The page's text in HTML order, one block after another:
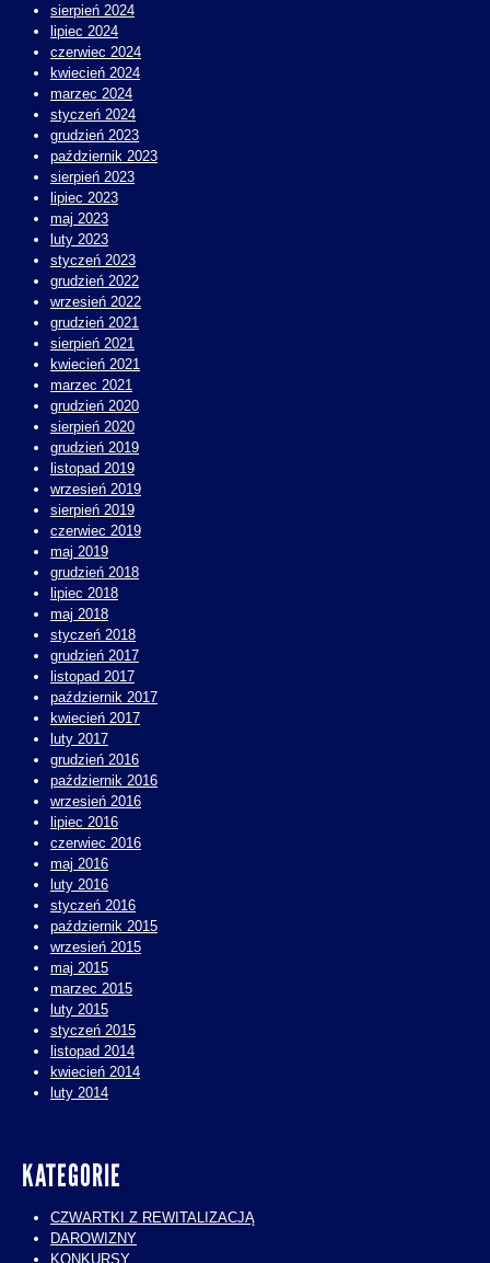
sierpień 2024
lipiec 2024
czerwiec 2024
kwiecień 2024
marzec 2024
styczeń 2024
grudzień 2023
październik 2023
sierpień 2023
lipiec 2023
maj 2023
luty 2023
styczeń 2023
grudzień 2022
wrzesień 2022
grudzień 2021
sierpień 2021
kwiecień 2021
marzec 2021
grudzień 2020
sierpień 2020
grudzień 2019
listopad 2019
wrzesień 2019
sierpień 2019
czerwiec 2019
maj 2019
grudzień 2018
lipiec 2018
maj 2018
styczeń 2018
grudzień 2017
listopad 2017
październik 2017
kwiecień 2017
luty 2017
grudzień 2016
październik 2016
wrzesień 2016
lipiec 2016
czerwiec 2016
maj 2016
luty 2016
styczeń 2016
październik 2015
wrzesień 2015
maj 2015
marzec 2015
luty 2015
styczeń 2015
listopad 2014
kwiecień 2014
luty 2014
KATEGORIE
CZWARTKI Z REWITALIZACJĄ
DAROWIZNY
KONKURSY